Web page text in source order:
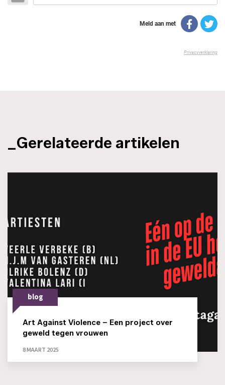
_Gerelateerde artikelen
blog
Art Against Violence – Een project over
geweld tegen vrouwen
8 MAART 2025